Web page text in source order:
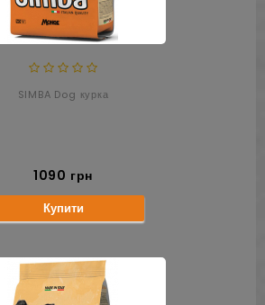
SIMBA Dog курка
1090 грн
Купити